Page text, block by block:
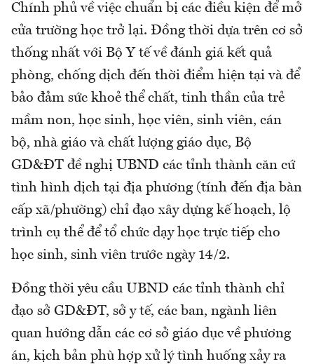
Chính phủ về việc chuẩn bị các điều kiện để mở
cửa trường học trở lại. Đồng thời dựa trên cơ sở
thống nhất với Bộ Y tế về đánh giá kết quả
phòng, chống dịch đến thời điểm hiện tại và để
bảo đảm sức khoẻ thể chất, tinh thần của trẻ
mầm non, học sinh, học viên, sinh viên, cán
bộ, nhà giáo và chất lượng giáo dục, Bộ
GD&ĐT đề nghị UBND các tỉnh thành căn cứ
tình hình dịch tại địa phương (tính đến địa bàn
cấp xã/phường) chỉ đạo xây dựng kế hoạch, lộ
trình cụ thể để tổ chức dạy học trực tiếp cho
học sinh, sinh viên trước ngày 14/2.
Đồng thời yêu cầu UBND các tỉnh thành chỉ
đạo sở GD&ĐT, sở y tế, các ban, ngành liên
quan hướng dẫn các cơ sở giáo dục về phương
án, kịch bản phù hợp xử lý tình huống xảy ra